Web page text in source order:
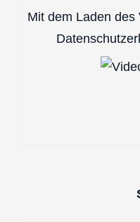
Mit dem Laden